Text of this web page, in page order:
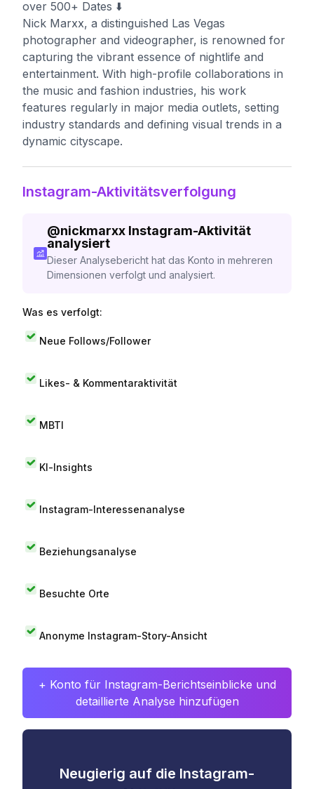
over 500+ Dates ⬇️
Nick Marxx, a distinguished Las Vegas
photographer and videographer, is renowned for
capturing the vibrant essence of nightlife and
entertainment. With high-profile collaborations in
the music and fashion industries, his work
features regularly in major media outlets, setting
industry standards and defining visual trends in a
dynamic cityscape.
Instagram-Aktivitätsverfolgung
@nickmarxx Instagram-Aktivität
analysiert
Dieser Analysebericht hat das Konto in mehreren
Dimensionen verfolgt und analysiert.
Was es verfolgt:
Neue Follows/Follower
Likes- & Kommentaraktivität
MBTI
KI-Insights
Instagram-Interessenanalyse
Beziehungsanalyse
Besuchte Orte
Anonyme Instagram-Story-Ansicht
+ Konto für Instagram-Berichtseinblicke und
detaillierte Analyse hinzufügen
Neugierig auf die Instagram-